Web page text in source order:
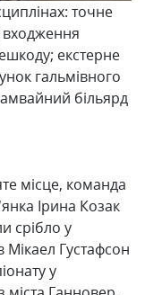
точне
входження
екстерне
гальмівного
більярд
місце, команда
Ірина Козак
срібло у
Мікаел Густафсон
у